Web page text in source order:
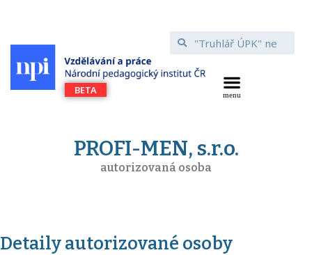
PROFI-MEN, s.r.o.
autorizovaná osoba
Detaily autorizované osoby